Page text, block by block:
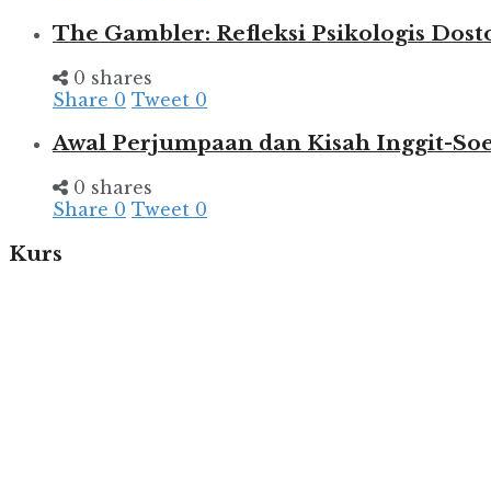
The Gambler: Refleksi Psikologis
0 shares
Share 0 Tweet 0
Awal Perjumpaan dan Kisah Inggit-
0 shares
Share 0 Tweet 0
Kurs